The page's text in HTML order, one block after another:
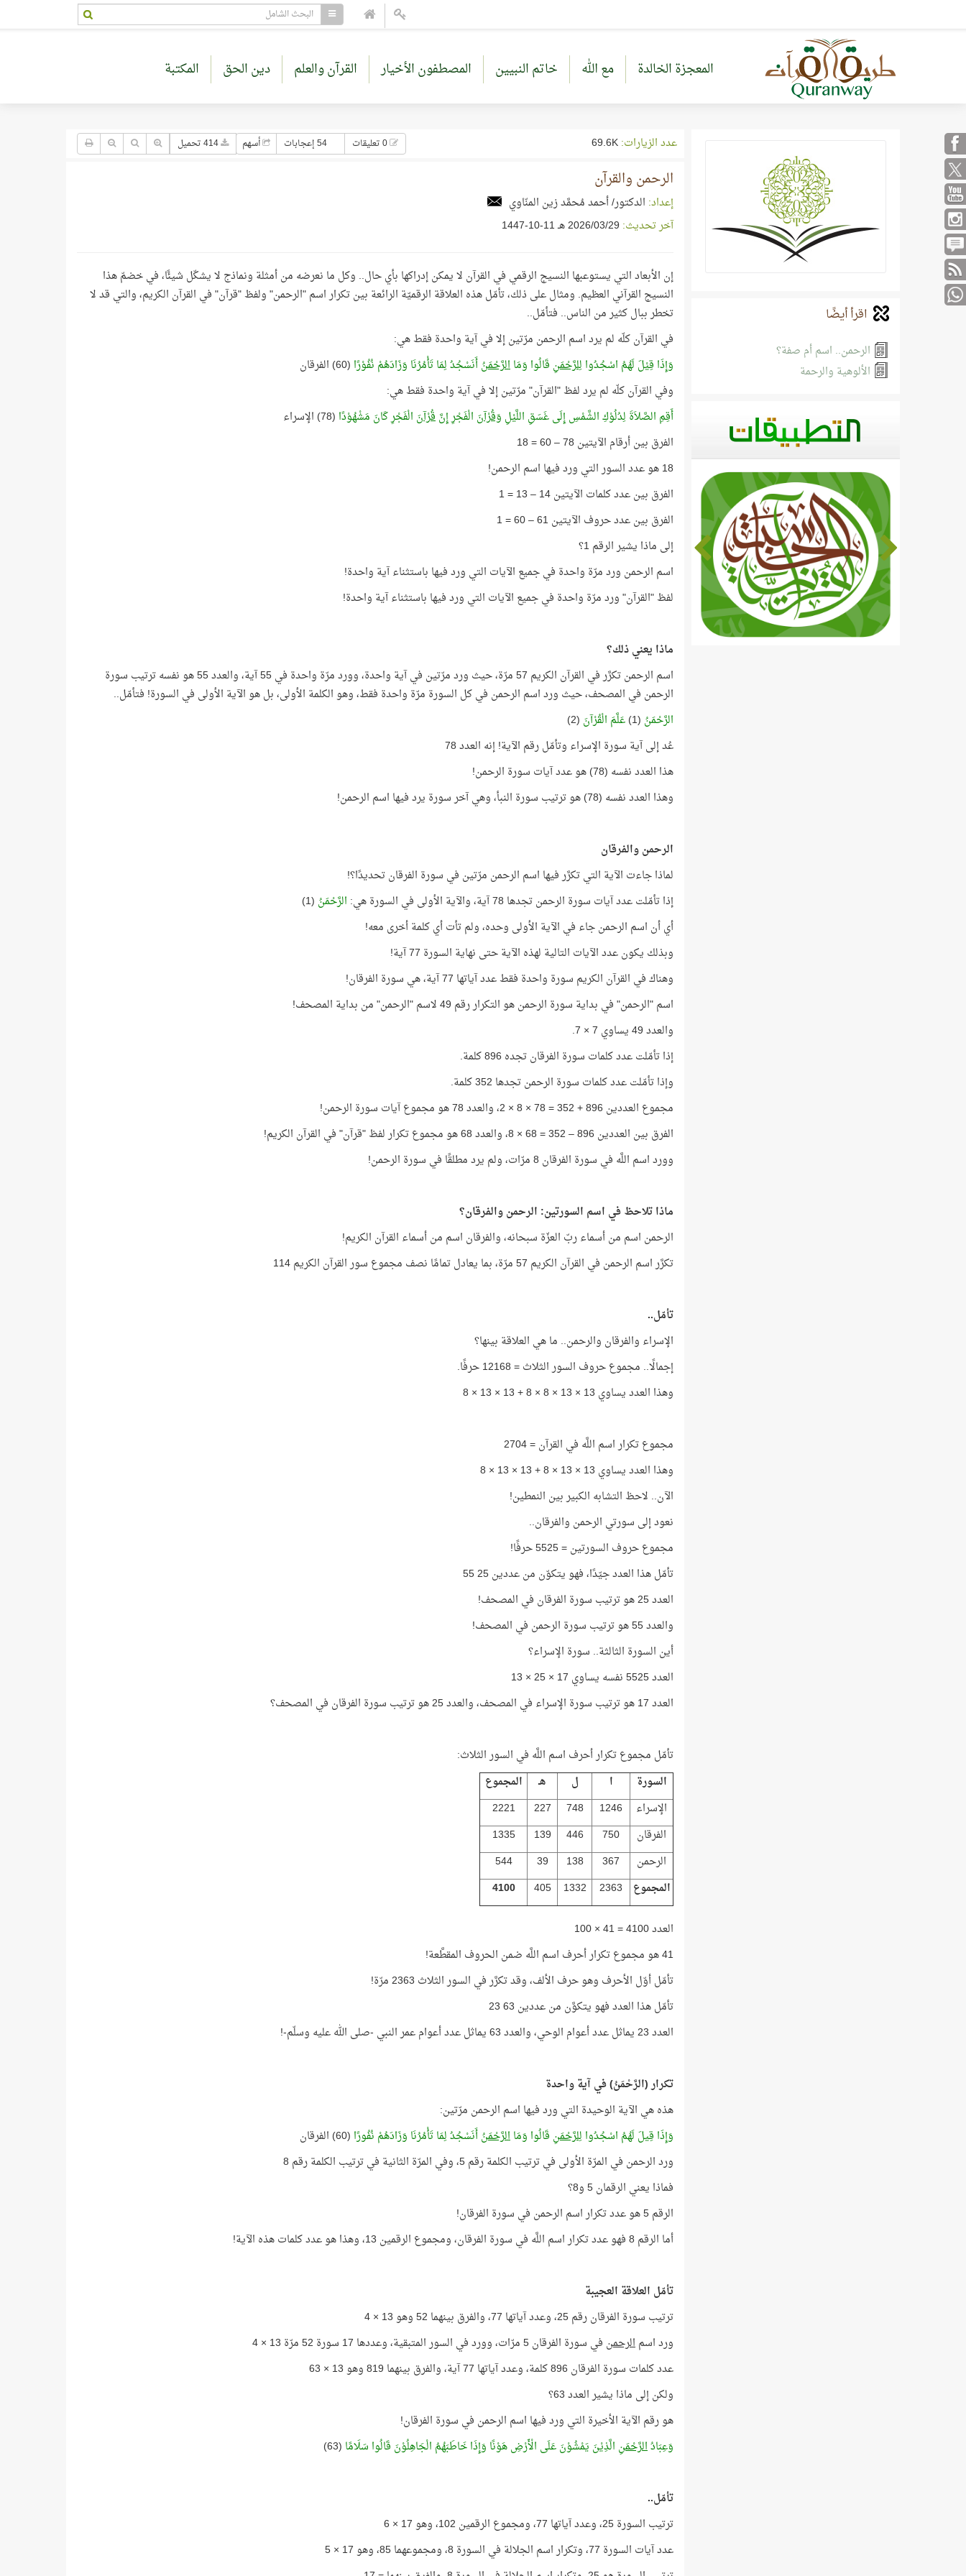
المعجزة الخالدة مع الله خاتم النبيين المصطفون الأخيار القرآن والعلم دين الحق المكتبة
اقرأ أيضًا
الرحمن.. اسم أم صفة؟
الألوهية والرحمة
عدد الزيارات: 54 إعجابات أسهم
الرحمن والقرآن
إعداد: الدكتور/ أحمد مُحمَّد زين المنّاوي
آخر تحديث: 29‏/03‏/2026 هـ 11-10-1447
إن الأبعاد التي يستوعبها النسيج الرقمي في القرآن لا يمكن إدراكها بأي حال.. وكل ما نعرضه من أمثلة ونماذج لا يشكّل شيئًا، في خضمّ هذا
النسيج القرآني العظيم. ومثال على ذلك، تأمّل هذه العلاقة الرقميّة الرائعة بين تكرار اسم "الرحمن" ولفظ "قرآن" في القرآن الكريم، والتي قد لا
تخطر ببال كثير من الناس.. فتأمّل..
في القرآن كلّه لم يرد اسم الرحمن مرّتين إلا في آية واحدة فقط هي:
وَإِذَا قِيْلَ لَهُمُ اسْجُدُوالِلرَّحْمَنِ قَالُوا وَمَاالرَّحْمَنُأَنَسْجُدُ لِمَا تَأْمُرُنَا وَزَادَهُمْ نُفُوْرًا (60) الفرقان
وفي القرآن كلّه لم يرد لفظ "القرآن" مرّتين إلا في آية واحدة فقط هي:
أَقِمِ الصَّلاَةَ لِدُلُوْكِ الشَّمْسِ إِلَى غَسَقِ اللَّيْلِ وَقُرْآنَ الْفَجْرِ إِنَّقُرْآنَ الْفَجْرِ كَانَ مَشْهُوْدًا (78) الإسراء
الفرق بين أرقام الآيتين 78 – 60 = 18
18 هو عدد السور التي ورد فيها اسم الرحمن!
الفرق بين عدد كلمات الآيتين 14 – 13 = 1
الفرق بين عدد حروف الآيتين 61 – 60 = 1
إلى ماذا يشير الرقم 1؟
اسم الرحمن ورد مرّة واحدة في جميع الآيات التي ورد فيها باستثناء آية واحدة!
لفظ "القرآن" ورد مرّة واحدة في جميع الآيات التي ورد فيها باستثناء آية واحدة!
ماذا يعني ذلك؟
اسم الرحمن تكرَّر في القرآن الكريم 57 مرّة، حيث ورد مرّتين في آية واحدة، وورد مرّة واحدة في 55 آية، والعدد 55 هو نفسه ترتيب سورة
الرحمن في المصحف، حيث ورد اسم الرحمن في كل السورة مرّة واحدة فقط، وهو الكلمة الأولى، بل هو الآية الأولى في السورة! فتأمّل..
الرَّحْمَنُ (1) عَلَّمَ الْقُرْآنَ (2)
عُد إلى آية سورة الإسراء وتأمّل رقم الآية! إنه العدد 78
هذا العدد نفسه (78) هو عدد آيات سورة الرحمن!
وهذا العدد نفسه (78) هو ترتيب سورة النبأ، وهي آخر سورة يرد فيها اسم الرحمن!
الرحمن والفرقان
لماذا جاءت الآية التي تكرَّر فيها اسم الرحمن مرّتين في سورة الفرقان تحديدًا؟!
إذا تأمّلت عدد آيات سورة الرحمن تجدها 78 آية، والآية الأولى في السورة هي:
الرَّحْمَنُ (1)
أي أن اسم الرحمن جاء في الآية الأولى وحده، ولم تأت أي كلمة أخرى معه!
وبذلك يكون عدد الآيات التالية لهذه الآية حتى نهاية السورة 77 آية!
وهناك في القرآن الكريم سورة واحدة فقط عدد آياتها 77 آية، هي سورة الفرقان!
اسم "الرحمن" في بداية سورة الرحمن هو التكرار رقم 49 لاسم "الرحمن" من بداية المصحف!
والعدد 49 يساوي 7 × 7.
إذا تأمّلت عدد كلمات سورة الفرقان تجده 896 كلمة.
وإذا تأمّلت عدد كلمات سورة الرحمن تجدها 352 كلمة.
مجموع العددين 896 + 352 = 78 × 8 × 2، والعدد 78 هو مجموع آيات سورة الرحمن!
الفرق بين العددين 896 – 352 = 68 × 8، والعدد 68 هو مجموع تكرار لفظ "قرآن" في القرآن الكريم!
وورد اسم اللَّه في سورة الفرقان 8 مرّات، ولم يرد مطلقًا في سورة الرحمن!
ماذا تلاحظ في اسم السورتين: الرحمن والفرقان؟
الرحمن اسم من أسماء ربّ العزّة سبحانه، والفرقان اسم من أسماء القرآن الكريم!
تكرَّر اسم الرحمن في القرآن الكريم 57 مرّة، بما يعادل تمامًا نصف مجموع سور القرآن الكريم 114
تأمّل..
الإسراء والفرقان والرحمن.. ما هي العلاقة بينها؟
إجمالًا.. مجموع حروف السور الثلاث =12168حرفًا.
وهذا العدد يساوي 13 × 13 × 8 × 8 + 13 × 13 × 8
مجموع تكرار اسم اللَّه في القرآن = 2704
وهذا العدد يساوي 13 × 13 × 8 + 13 × 13 × 8
الآن.. لاحظ التشابه الكبير بين النمطين!
نعود إلى سورتي الرحمن والفرقان..
مجموع حروف السورتين = 5525 حرفًا!
تأمّل هذا العدد جيّدًا، فهو يتكوّن من عددين 25 55
العدد 25 هو ترتيب سورة الفرقان في المصحف!
والعدد 55 هو ترتيب سورة الرحمن في المصحف!
أين السورة الثالثة.. سورة الإسراء؟
العدد 5525 نفسه يساوي 17 × 25 × 13
العدد 17 هو ترتيب سورة الإسراء في المصحف، والعدد 25 هو ترتيب سورة الفرقان في المصحف؟
تأمّل مجموع تكرار أحرف اسم اللَّه في السور الثلاث:
السورة
ا ل هـ
المجموع
الإسراء
1246
748
227
2221
الفرقان
750
446
139
1335
الرحمن
367
138
39
544
المجموع
2363
1332
405
4100
العدد 4100 = 41 × 100
41 هو مجموع تكرار أحرف اسم اللَّه ضمن الحروف المقطَّعة!
تأمّل أوّل الأحرف وهو حرف الألف، وقد تكرَّر في السور الثلاث 2363 مرّة!
تأمّل هذا العدد فهو يتكوَّن من عددين 63 23
العدد 23 يماثل عدد أعوام الوحي، والعدد 63 يماثل عدد أعوام عمر النبي -صلى الله عليه وسلّم-!
تكرار (الرَّحْمَنُ) في آية واحدة
هذه هي الآية الوحيدة التي ورد فيها اسم الرحمن مرّتين:
وَإِذَا قِيلَ لَهُمُ اسْجُدُوالِلرَّحْمَنِ قَالُوا وَمَاالرَّحْمَنُأَنَسْجُدُ لِمَا تَأْمُرُنَا وَزَادَهُمْ نُفُورًا (60) الفرقان
ورد الرحمن في المرّة الأولى في ترتيب الكلمة رقم 5، وفي المرّة الثانية في ترتيب الكلمة رقم 8
فماذا يعني الرقمان 5 و8؟
الرقم 5 هو عدد تكرار اسم الرحمن في سورة الفرقان!
أما الرقم 8 فهو عدد تكرار اسم اللَّه في سورة الفرقان، ومجموع الرقمين 13، وهذا هو عدد كلمات هذه الآية!
تأمّل العلاقة العجيبة
ترتيب سورة الفرقان رقم 25، وعدد آياتها 77، والفرق بينهما 52 وهو 13 × 4
ورد اسمالرحمن في سورة الفرقان 5 مرّات، وورد في السور المتبقية، وعددها 17 سورة 52 مرّة 13 × 4
عدد كلمات سورة الفرقان 896 كلمة، وعدد آياتها 77 آية، والفرق بينهما 819 وهو 13 × 63
ولكن إلى ماذا يشير العدد 63؟
هو رقم الآية الأخيرة التي ورد فيها اسم الرحمن في سورة الفرقان!
وَعِبَادُالرَّحْمَنِ الَّذِيْنَ يَمْشُوْنَ عَلَى الْأَرْضِ هَوْنًا وَإِذَا خَاطَبَهُمُ الْجَاهِلُوْنَ قَالُوا سَلَامًا (63)
تأمّل..
ترتيب السورة 25، وعدد آياتها 77، ومجموع الرقمين 102، وهو 17 × 6
عدد آيات السورة 77، وتكرار اسم الجلالة في السورة 8، ومجموعهما 85، وهو 17 × 5